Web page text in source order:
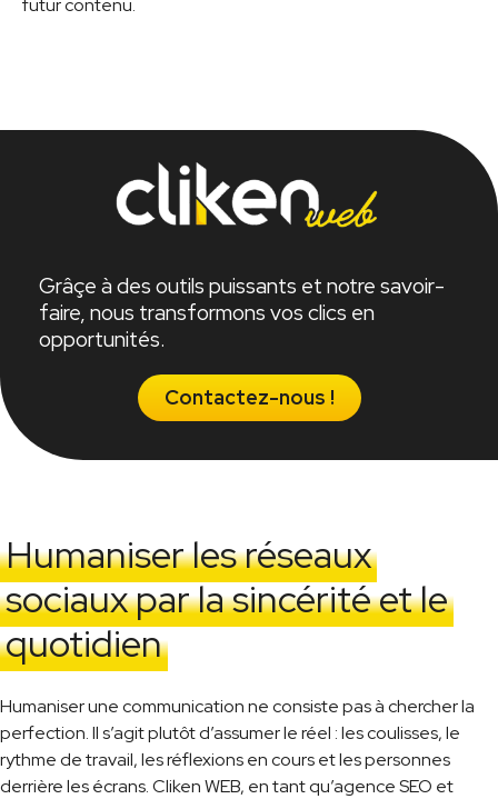
futur contenu.
Grâçe à des outils puissants et notre savoir-
faire, nous transformons vos clics en
opportunités.
Contactez-nous !
Humaniser les réseaux
sociaux par la sincérité et le
quotidien
Humaniser une communication ne consiste pas à chercher la
perfection. Il s’agit plutôt d’assumer le réel : les coulisses, le
rythme de travail, les réflexions en cours et les personnes
derrière les écrans. Cliken WEB, en tant qu’agence SEO et